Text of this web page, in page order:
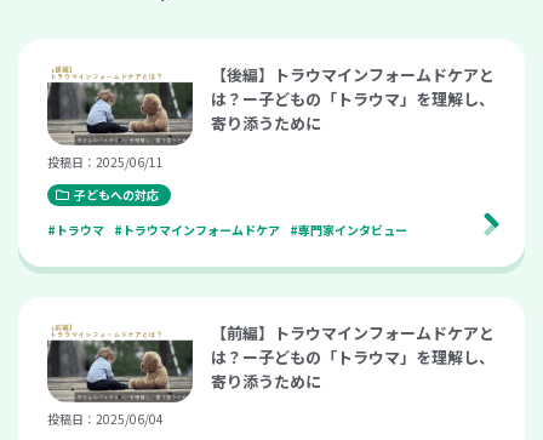
【後編】トラウマインフォームドケアと
は？ー子どもの「トラウマ」を理解し、
寄り添うために
投稿日：2025/06/11
子どもへの対応
#トラウマ
#トラウマインフォームドケア #専門家インタビュー
【前編】トラウマインフォームドケアと
は？ー子どもの「トラウマ」を理解し、
寄り添うために
投稿日：2025/06/04